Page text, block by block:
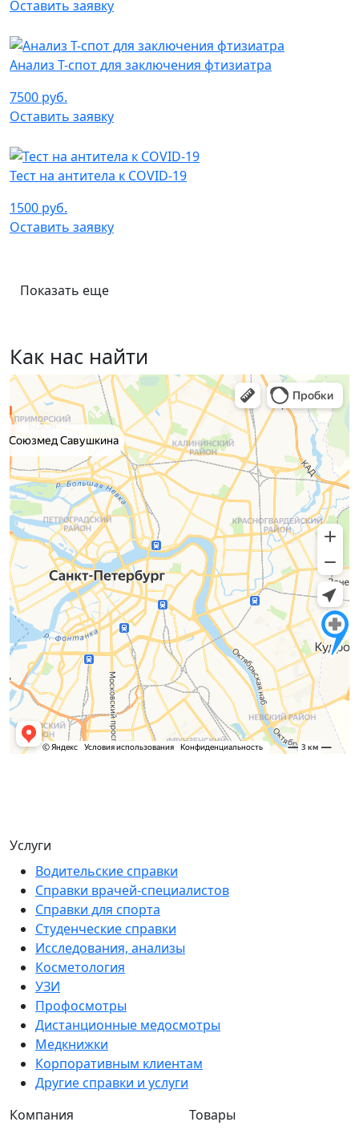
Оставить заявку
Анализ Т-спот для заключения фтизиатра
7500 руб.
Оставить заявку
Тест на антитела к COVID-19
1500 руб.
Оставить заявку
Показать еще
Как нас найти
Услуги
Водительские справки
Справки врачей-специалистов
Справки для спорта
Студенческие справки
Исследования, анализы
Косметология
УЗИ
Профосмотры
Дистанционные медосмотры
Медкнижки
Корпоративным клиентам
Другие справки и услуги
Компания
Товары